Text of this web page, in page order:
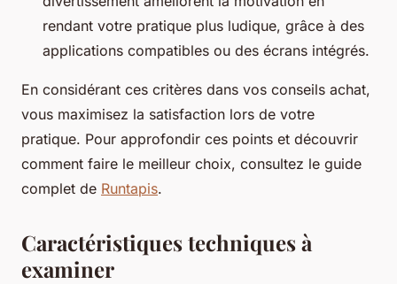
rendant votre pratique plus ludique, grâce à des
applications compatibles ou des écrans intégrés.
En considérant ces critères dans vos conseils achat,
vous maximisez la satisfaction lors de votre
pratique. Pour approfondir ces points et découvrir
comment faire le meilleur choix, consultez le guide
complet de Runtapis.
Caractéristiques techniques à
examiner